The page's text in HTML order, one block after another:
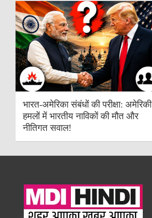
भारत-अमेरिका संबंधों की परीक्षा: अमेरिकी
हमलों में भारतीय नाविकों की मौत और
नीतिगत सवाल!